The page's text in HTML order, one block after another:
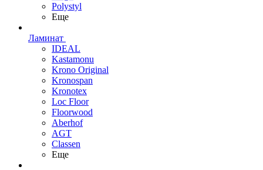
Polystyl
Еще
Ламинат
IDEAL
Kastamonu
Krono Original
Kronospan
Kronotex
Loc Floor
Floorwood
Aberhof
AGT
Classen
Еще